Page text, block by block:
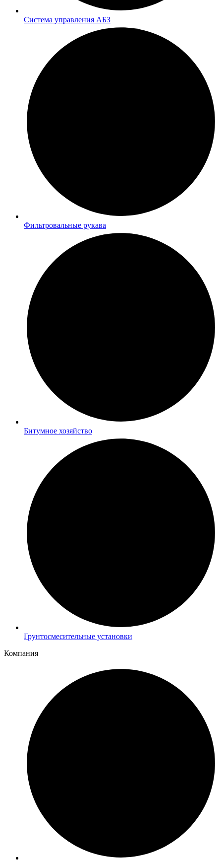
Система управления АБЗ
Фильтровальные рукава
Битумное хозяйство
Грунтосмесительные установки
Компания